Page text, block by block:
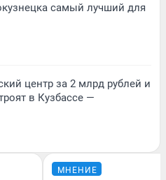
самый лучший для
центр за 2 млрд рублей и
в Кузбассе —
МНЕНИЕ